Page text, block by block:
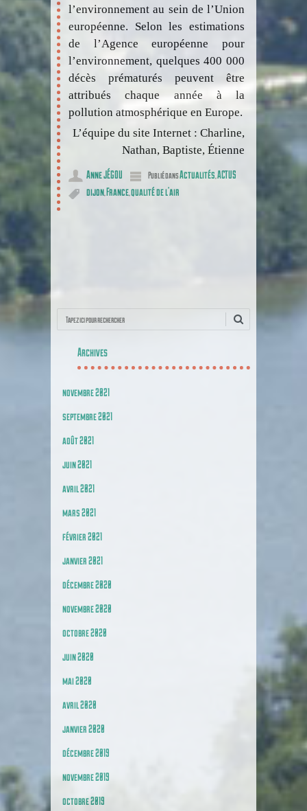
l’environnement au sein de l’Union
européenne. Selon les estimations
de l’Agence européenne pour
l’environnement, quelques 400 000
décès prématurés peuvent être
attribués chaque année à la
pollution atmosphérique en Europe.
L’équipe du site Internet : Charline,
Nathan, Baptiste, Étienne
Anne JÉGOU
Publié dansActualités,ACTUS
dijon,France,qualité de l'air
Recherche
Archives
novembre 2021
septembre 2021
août 2021
juin 2021
avril 2021
mars 2021
février 2021
janvier 2021
décembre 2020
novembre 2020
octobre 2020
juin 2020
mai 2020
avril 2020
janvier 2020
décembre 2019
novembre 2019
octobre 2019